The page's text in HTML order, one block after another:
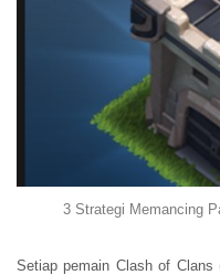
3 Strategi Memancing
Setiap pemain Clash of Clans